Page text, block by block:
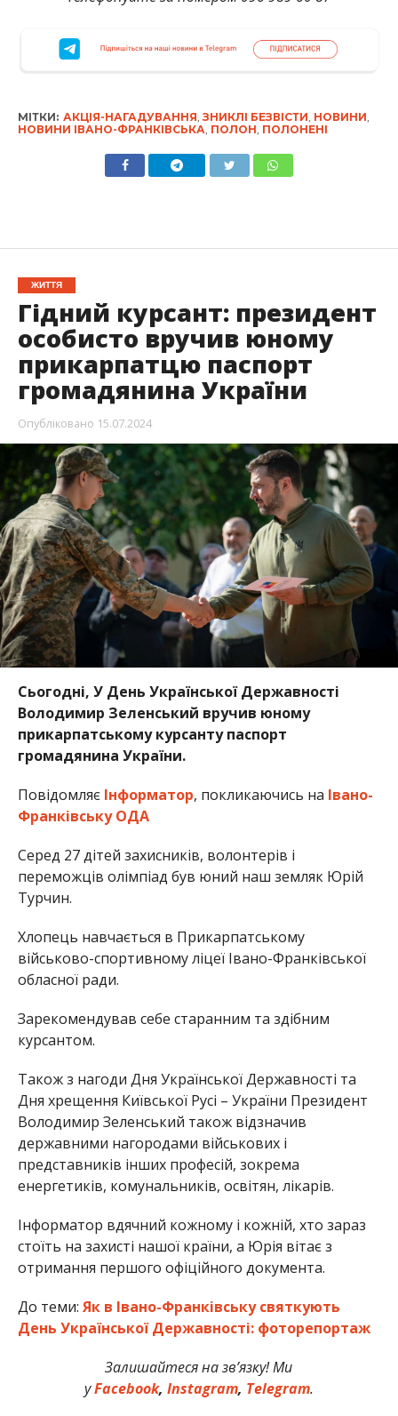
МІТКИ: АКЦІЯ-НАГАДУВАННЯ ЗНИКЛІ БЕЗВІСТИ НОВИНИ
НОВИНИ ІВАНО-ФРАНКІВСЬКА ПОЛОН ПОЛОНЕНІ
ЖИТТЯ
Гідний курсант: президент
особисто вручив юному
прикарпатцю паспорт
громадянина України
Опубліковано 15.07.2024
Сьогодні, У День Української Державності
Володимир Зеленський вручив юному
прикарпатському курсанту паспорт
громадянина України.
ПовідомляєІнформатор, покликаючись на Івано-
Франківську ОДА
Серед 27 дітей захисників, волонтерів і
переможців олімпіад був юний наш земляк Юрій
Турчин.
Хлопець навчається в Прикарпатському
військово-спортивному ліцеї Івано-Франківської
обласної ради.
Зарекомендував себе старанним та здібним
курсантом.
Також з нагоди Дня Української Державності та
Дня хрещення Київської Русі – України Президент
Володимир Зеленський також відзначив
державними нагородами військових і
представників інших професій, зокрема
енергетиків, комунальників, освітян, лікарів.
Інформатор вдячний кожному і кожній, хто зараз
стоїть на захисті нашої країни, а Юрія вітає з
отримання першого офіційного документа.
До теми: Як в Івано-Франківську святкують
День Української Державності: фоторепортаж
Залишайтеся на зв’язку! Ми
уFacebook, Instagram, Telegram.